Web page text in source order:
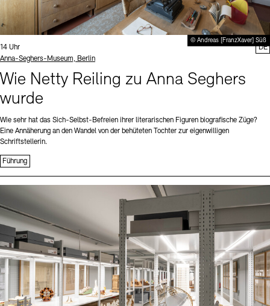
© Andreas [FranzXaver] Süß
Uhrzeit:
14 Uhr
Standort
Anna-Seghers-Museum, Berlin
Wie Netty Reiling zu Anna Seghers
wurde
Wie sehr hat das Sich-Selbst-Befreien ihrer literarischen Figuren biografische Züge?
Eine Annäherung an den Wandel von der behüteten Tochter zur eigenwilligen
Schriftstellerin.
Führung
DE